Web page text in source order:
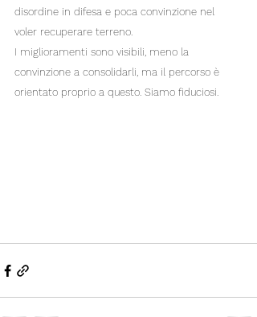
disordine in difesa e poca convinzione nel
voler recuperare terreno.
I miglioramenti sono visibili, meno la
convinzione a consolidarli, ma il percorso è
orientato proprio a questo. Siamo fiduciosi.